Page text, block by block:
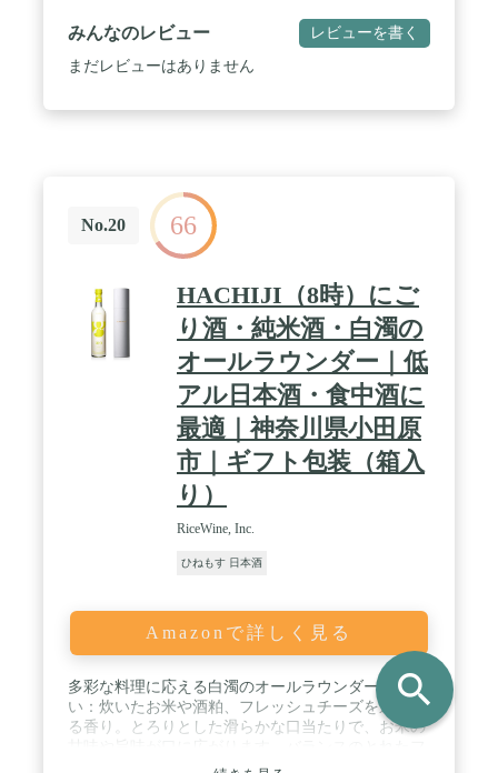
みんなのレビュー レビューを書く
まだレビューはありません
No.20 66
HACHIJI（8時）にご
り酒・純米酒・白濁の
オールラウンダー｜低
アル日本酒・食中酒に
最適｜神奈川県小田原
市｜ギフト包装（箱入
り）
RiceWine, Inc.
ひねもす 日本酒
Amazonで詳しく見る
多彩な料理に応える白濁のオールラウンダー / 味わ
い：炊いたお米や酒粕、フレッシュチーズを連想す
る香り。とろりとした滑らかな口当たりで、お米の
レッシュな酸味が後味をサッパリとさせ、様々な料
search